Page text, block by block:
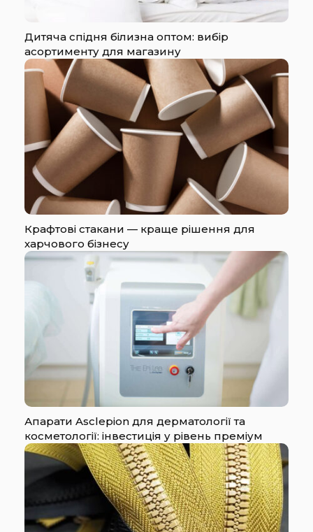
Дитяча спідня білизна оптом: вибір
асортименту для магазину
Крафтові стакани — краще рішення для
харчового бізнесу
Апарати Asclepion для дерматології та
косметології: інвестиція у рівень преміум